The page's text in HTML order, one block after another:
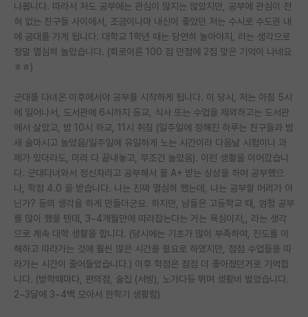
PI 전용 게시판
인문사회 계열 게시판
반도체/AI 게시판
장학금/장학생 게시판
학술 정보 게시판
홍보 게시판
커리어
유학교육
이벤트
반도체 아카데미
나봅니다. 따라서 저도 공부에는 관심이 많지는 않았지만, 공부에 관심이 전
혀 없는 친구들 사이에서, 조금이나마 내신이 좋았던 저는 수시로 수도권 내
에 공대를 가게 됩니다. 대학교 1학년 때는 당연히 놀아야지, 라는 생각으로
정말 열심히 놀았습니다. (회로이론 100 점 만점에 2점 맞은 기억이 나네요
ㅎㅎ)
군대를 다녀온 이후에서야 공부를 시작하게 됩니다. 이 당시, 저는 아침 5시
에 일어나서, 도서관에 6시까지 등교, 식사 또는 수업을 제외하고는 도서관
에서 살았고, 밤 10시 하교, 11시 취침 (일주일에 정해진 하루는 친구들과 밤
새 술마시고 놀았음/일주일에 유일하게 노는 시간이라 다음날 시험이나 과
제가 있더라도, 미리 다 끝내놓고, 무조건 놀았음). 이런 생활을 이어갔습니
다. 군대다녀와서 정신차리고 공부해서 올 A+ 받는 상상을 하며 공부했으
나, 학점 4.0 을 받습니다. 나는 진짜 열심히 했는데, 나는 공부할 머리가 아
닌가? 등의 생각을 하게 만들더군요. 하지만, 남들은 고등학교 때, 엄청 공부
를 많이 했을 텐데, 3~4개월만에 따라잡는다는 거는 욕심이지,, 라는 생각
으로 계속 대학 생활을 합니다. (당시에는 기초가 많이 부족하여, 진도를 이
해하고 따라가는 것에 훨씬 많은 시간을 필요로 하였지만, 점점 수업들을 따
라가는 시간이 줄어들었습니다.) 이후 학점은 점점 더 좋아졌던거로 기억합
니다. (방학때마다, 편의점, 술집 (서빙), 노가다등 뛰며 생활비 벌었습니다.
2~3달에 3~4백 모아서 한학기 생활함)